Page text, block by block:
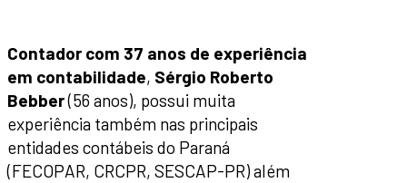
Contador com 37 anos de experiência
em contabilidade, Sérgio Roberto
Bebber(56 anos), possui muita
experiência também nas principais
entidades contábeis do Paraná
(FECOPAR, CRCPR, SESCAP-PR) além